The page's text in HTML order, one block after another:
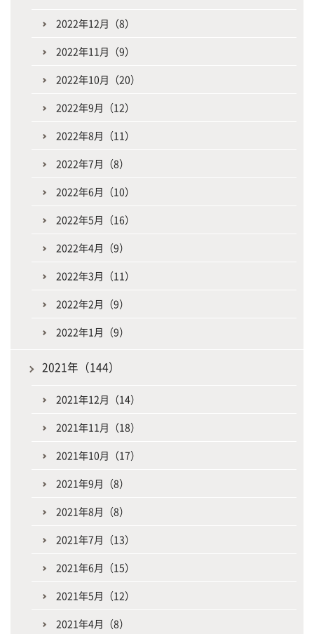
2022年12月（8）
2022年11月（9）
2022年10月（20）
2022年9月（12）
2022年8月（11）
2022年7月（8）
2022年6月（10）
2022年5月（16）
2022年4月（9）
2022年3月（11）
2022年2月（9）
2022年1月（9）
2021年（144）
2021年12月（14）
2021年11月（18）
2021年10月（17）
2021年9月（8）
2021年8月（8）
2021年7月（13）
2021年6月（15）
2021年5月（12）
2021年4月（8）